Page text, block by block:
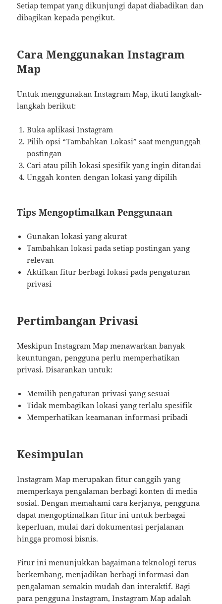
Setiap tempat yang dikunjungi dapat diabadikan dan
dibagikan kepada pengikut.
Cara Menggunakan Instagram
Map
Untuk menggunakan Instagram Map, ikuti langkah-
langkah berikut:
Buka aplikasi Instagram
Pilih opsi “Tambahkan Lokasi” saat mengunggah
postingan
Cari atau pilih lokasi spesifik yang ingin ditandai
Unggah konten dengan lokasi yang dipilih
Tips Mengoptimalkan Penggunaan
Gunakan lokasi yang akurat
Tambahkan lokasi pada setiap postingan yang
relevan
Aktifkan fitur berbagi lokasi pada pengaturan
privasi
Pertimbangan Privasi
Meskipun Instagram Map menawarkan banyak
keuntungan, pengguna perlu memperhatikan
privasi. Disarankan untuk:
Memilih pengaturan privasi yang sesuai
Tidak membagikan lokasi yang terlalu spesifik
Memperhatikan keamanan informasi pribadi
Kesimpulan
Instagram Map merupakan fitur canggih yang
memperkaya pengalaman berbagi konten di media
sosial. Dengan memahami cara kerjanya, pengguna
dapat mengoptimalkan fitur ini untuk berbagai
keperluan, mulai dari dokumentasi perjalanan
hingga promosi bisnis.
Fitur ini menunjukkan bagaimana teknologi terus
berkembang, menjadikan berbagi informasi dan
pengalaman semakin mudah dan interaktif. Bagi
para pengguna Instagram, Instagram Map adalah